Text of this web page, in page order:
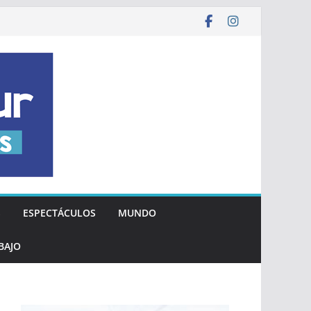
ESPECTÁCULOS MUNDO